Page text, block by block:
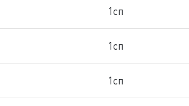
1сп
1сп
1сп